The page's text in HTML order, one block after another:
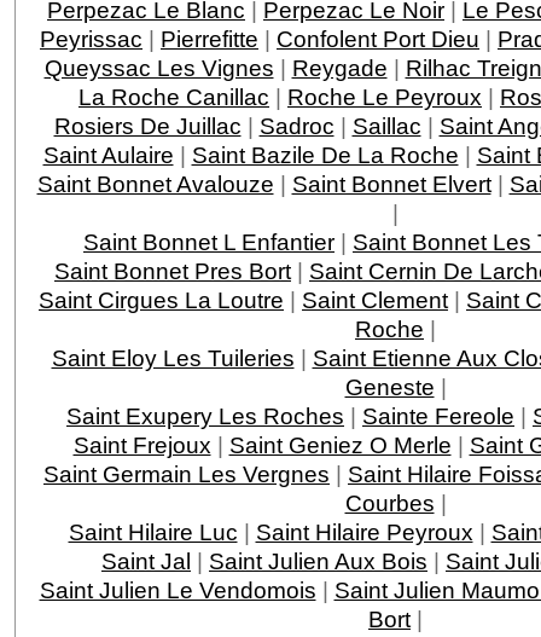
Perpezac Le Blanc | Perpezac Le Noir | Le
Peyrissac | Pierrefitte | Confolent Port Dieu |
Queyssac Les Vignes | Reygade | Rilhac
La Roche Canillac | Roche Le Peyroux |
Rosiers De Juillac | Sadroc | Saillac | Saint
Saint Aulaire | Saint Bazile De La Roche | Saint
Saint Bonnet Avalouze | Saint Bonnet Elvert|
|
Saint Bonnet L Enfantier | Saint Bonnet Les
Saint Bonnet Pres Bort | Saint Cernin De
Saint Cirgues La Loutre | Saint Clement | Saint
Roche |
Saint Eloy Les Tuileries | Saint Etienne Aux
Geneste |
Saint Exupery Les Roches | Sainte Fereole |
Saint Frejoux | Saint Geniez O Merle | Saint
Saint Germain Les Vergnes | Saint Hilaire
Courbes |
Saint Hilaire Luc | Saint Hilaire Peyroux |
Saint Jal | Saint Julien Aux Bois | Saint
Saint Julien Le Vendomois | Saint Julien
Bort |